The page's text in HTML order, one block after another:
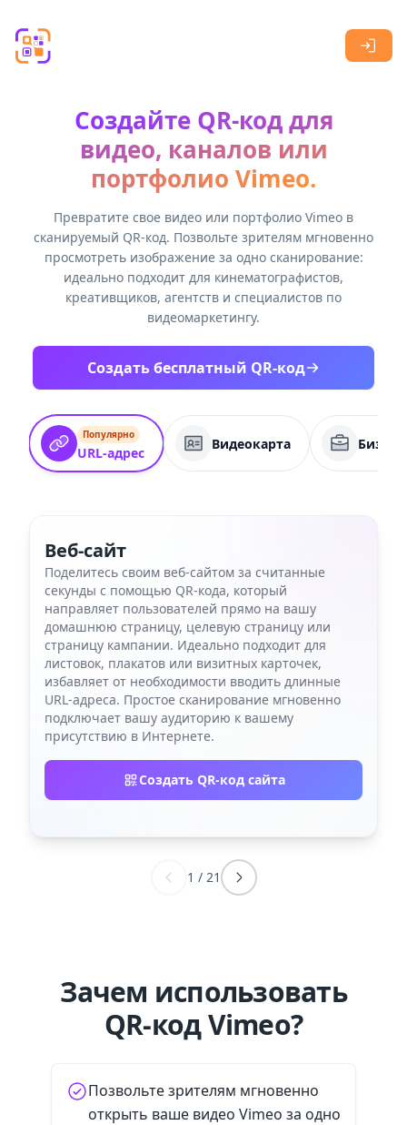
Создайте QR-код для
видео, каналов или
портфолио Vimeo.
Превратите свое видео или портфолио Vimeo в
сканируемый QR-код. Позвольте зрителям мгновенно
просмотреть изображение за одно сканирование:
идеально подходит для кинематографистов,
креативщиков, агентств и специалистов по
видеомаркетингу.
Создать бесплатный QR-код
Популярно
URL-адрес
Видеокарта
Веб-сайт
Поделитесь своим веб-сайтом за считанные
секунды с помощью QR-кода, который
направляет пользователей прямо на вашу
домашнюю страницу, целевую страницу или
страницу кампании. Идеально подходит для
листовок, плакатов или визитных карточек,
избавляет от необходимости вводить длинные
URL-адреса. Простое сканирование мгновенно
подключает вашу аудиторию к вашему
присутствию в Интернете.
Создать QR-код сайта
1 / 21
Зачем использовать
QR-код Vimeo?
Позвольте зрителям мгновенно
открыть ваше видео Vimeo за одно